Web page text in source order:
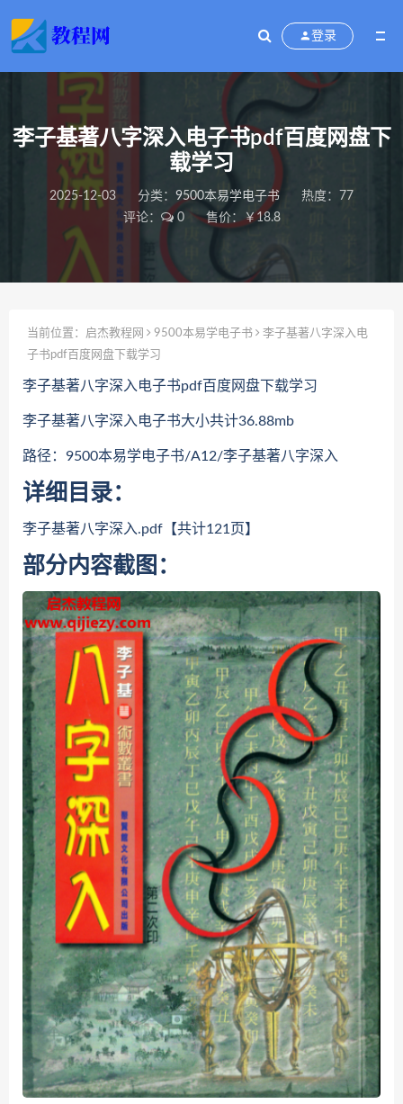
登录
李子基著八字深入电子书pdf百度网盘下
载学习
2025-12-03 分类： 9500本易学电子书
热度：77
评论：
0 售价：￥18.8
当前位置： 启杰教程网 9500本易学电子书
李子基著八字深入电
子书pdf百度网盘下载学习
李子基著八字深入电子书pdf百度网盘下载学习
李子基著八字深入电子书大小共计36.88mb
路径：9500本易学电子书/A12/李子基著八字深入
详细目录：
李子基著八字深入.pdf【共计121页】
部分内容截图：